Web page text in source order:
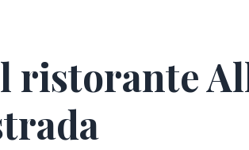
ristorante